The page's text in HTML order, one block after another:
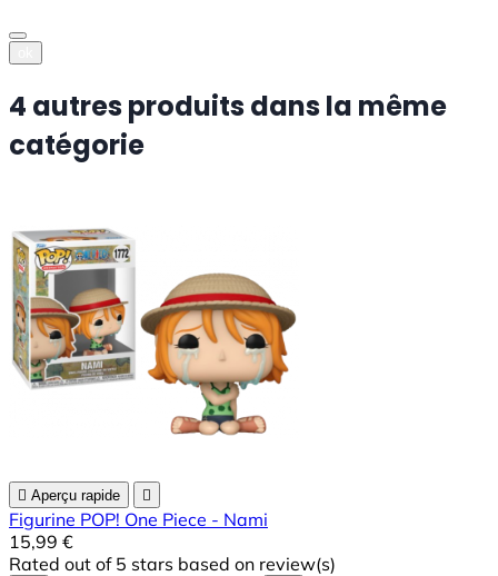
4 autres produits dans la même
catégorie
 Aperçu rapide 
Figurine POP! One Piece - Nami
15,99 €
Rated out of 5 stars based on review(s)